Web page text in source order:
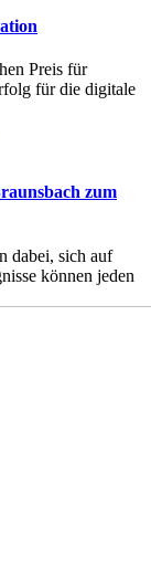
Preis für
für die digitale
zum
dabei, sich auf
können jeden